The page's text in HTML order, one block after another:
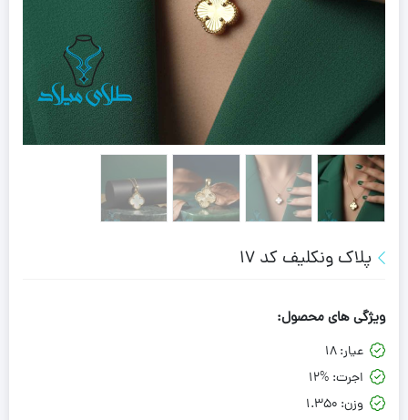
پلاک ونکلیف کد 17
ویژگی های محصول:
عیار:18
اجرت: 12%
وزن: 1.350